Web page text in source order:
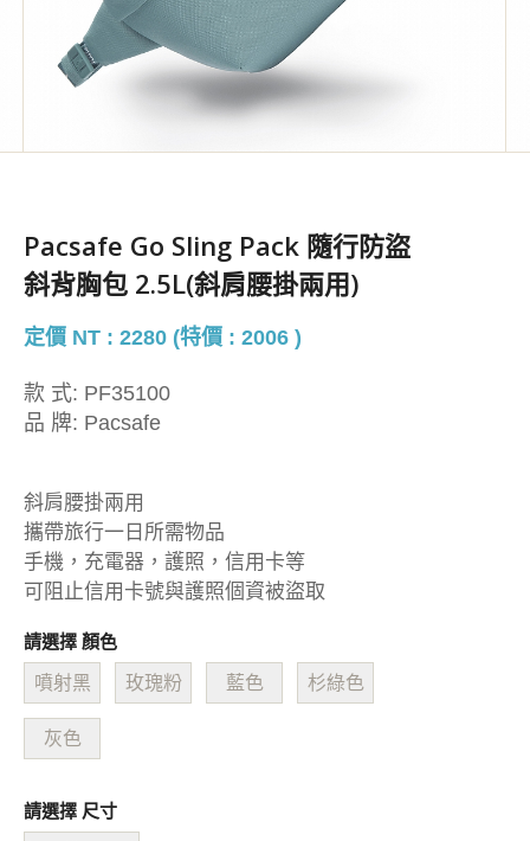
Pacsafe Go Sling Pack 隨行防盜
斜背胸包 2.5L(斜肩腰掛兩用)
定價 NT : 2280 (特價 : 2006 )
款 式: PF35100
品 牌: Pacsafe
斜肩腰掛兩用
攜帶旅行一日所需物品
手機，充電器，護照，信用卡等
可阻止信用卡號與護照個資被盜取
請選擇 顏色
噴射黑 玫瑰粉 藍色 杉綠色
灰色
請選擇 尺寸